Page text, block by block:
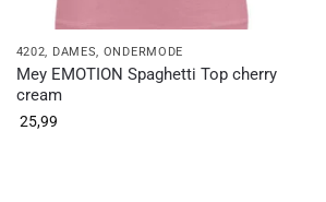
4202, DAMES, ONDERMODE
Mey EMOTION Spaghetti Top cherry
cream
25,99